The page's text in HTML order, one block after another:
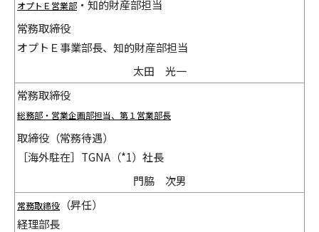
オプトＥ営業部 ・知的財産部担当
常務取締役
オプトＥ事業部長、知的財産部担当
太田 光一
常務取締役
総務部・営業企画部担当、第１営業部長
取締役（常務待遇）
［海外駐在］TGNA（*1）社長
門脇 次男
常務取締役
（昇任）
経理部長